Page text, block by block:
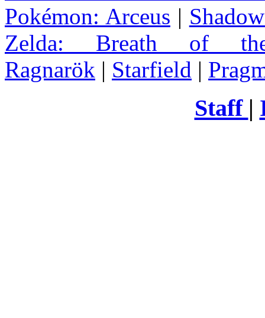
Pokémon: Arceus |
Zelda: Breath of
Ragnarök | Starfield |
Staff |